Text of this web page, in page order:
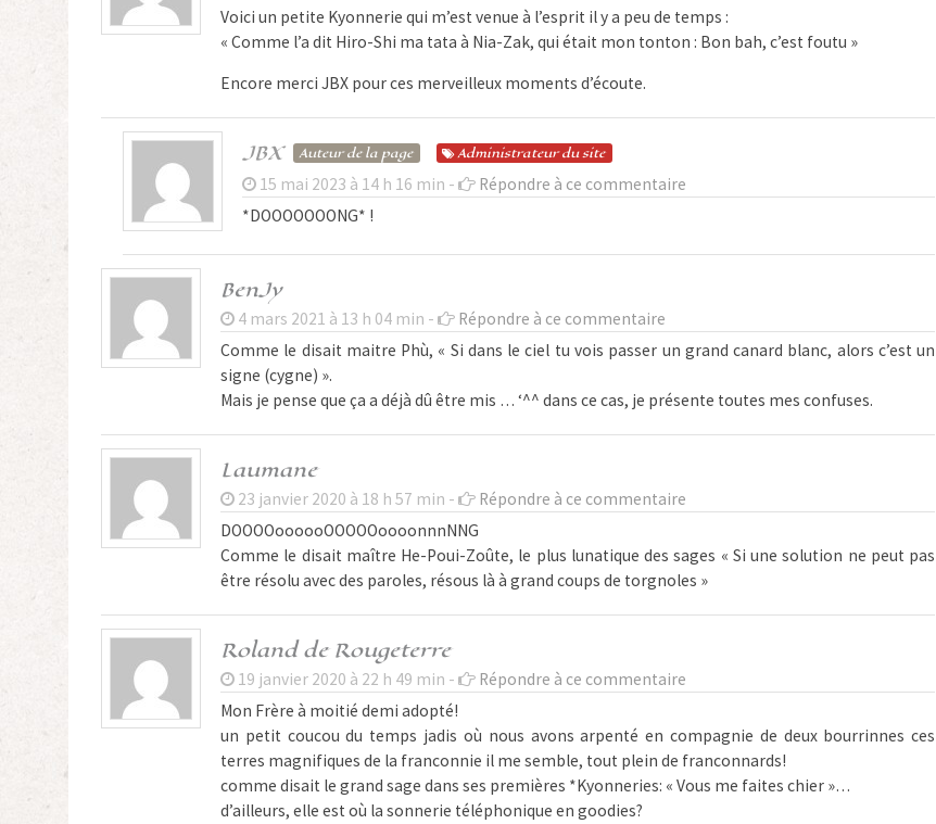
Voici un petite Kyonnerie qui m’est venue à l’esprit il y a peu de temps :
« Comme l’a dit Hiro-Shi ma tata à Nia-Zak, qui était mon tonton : Bon bah, c’est foutu »
Encore merci JBX pour ces merveilleux moments d’écoute.
JBX Auteur de la page Administrateurdu site
15 mai 2023 à 14 h 16 min -
Répondre à ce commentaire
*DOOOOOOONG* !
BenJy
4 mars 2021 à 13 h 04 min -
Répondre à ce commentaire
Comme le disait maitre Phù, « Si dans le ciel tu vois passer un grand canard blanc, alors c’est un
signe (cygne) ».
Mais je pense que ça a déjà dû être mis … ‘^^ dans ce cas, je présente toutes mes confuses.
Laumane
23 janvier 2020 à 18 h 57 min -
Répondre à ce commentaire
DOOOOoooooOOOOOoooonnnNNG
Comme le disait maître He-Poui-Zoûte, le plus lunatique des sages « Si une solution ne peut pas
être résolu avec des paroles, résous là à grand coups de torgnoles »
Roland de Rougeterre
19 janvier 2020 à 22 h 49 min -
Répondre à ce commentaire
Mon Frère à moitié demi adopté!
un petit coucou du temps jadis où nous avons arpenté en compagnie de deux bourrinnes ces
terres magnifiques de la franconnie il me semble, tout plein de franconnards!
comme disait le grand sage dans ses premières *Kyonneries: « Vous me faites chier »…
d’ailleurs, elle est où la sonnerie téléphonique en goodies?